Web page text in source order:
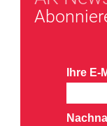
Ihre E-